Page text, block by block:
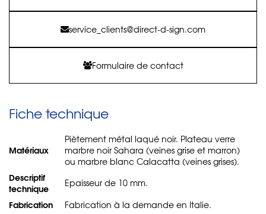
service_clients@direct-d-sign.com
Formulaire de contact
Fiche technique
Matériaux
Piètement métal laqué noir. Plateau verre
marbre noir Sahara (veines grise et marron)
ou marbre blanc Calacatta (veines grises).
Descriptif
technique
Epaisseur de 10 mm.
Fabrication Fabrication à la demande en Italie.